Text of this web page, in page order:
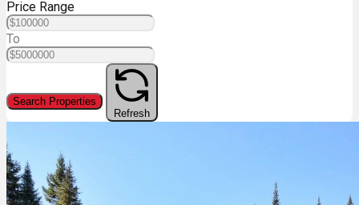
Price Range
To
Search Properties
Refresh